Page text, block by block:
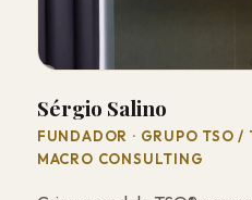
Sérgio Salino
FUNDADOR · GRUPO TSO /
MACRO CONSULTING